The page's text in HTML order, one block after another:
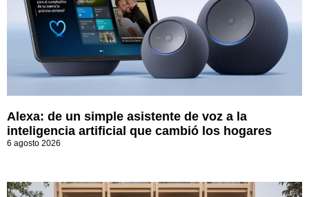
Alexa: de un simple asistente de voz a la
inteligencia artificial que cambió los hogares
6 agosto 2026